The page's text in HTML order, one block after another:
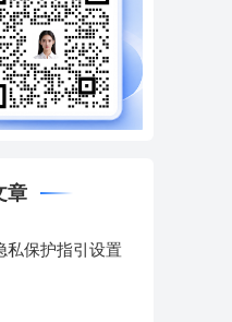
章
私保护指引设置